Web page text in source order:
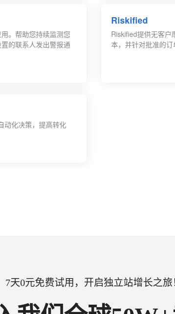
。帮助您持续监测您
的联系人发出警报通
Riskified
Riskified提供无客户
本，并针对批准的订
动化决策，提高转化
7天0元免费试用，开启独立站增长之旅